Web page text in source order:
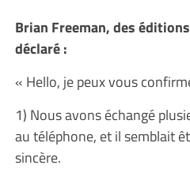
Brian Freeman, des
déclaré :
« Hello, je peux vous
1) Nous avons échangé
au téléphone, et il semblait
sincère.